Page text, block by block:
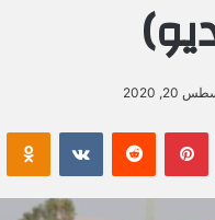
20, 2020
بينتيريست